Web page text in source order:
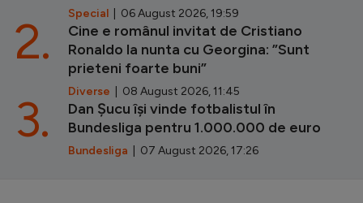
Special | 06 August 2026, 19:59
Cine e românul invitat de Cristiano
Ronaldo la nunta cu Georgina: ”Sunt
prieteni foarte buni”
Diverse | 08 August 2026, 11:45
2.
Dan Șucu își vinde fotbalistul în
Bundesliga pentru 1.000.000 de euro
Bundesliga | 07 August 2026, 17:26
3.